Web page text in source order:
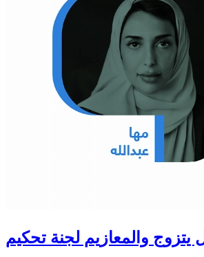
يتزوج والمعازيم لجنة تحكيم